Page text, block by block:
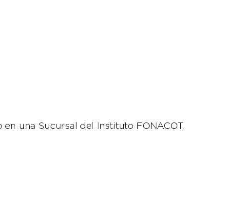
una Sucursal del Instituto FONACOT.